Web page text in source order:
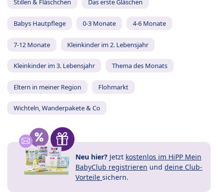
Stillen & Fläschchen Das erste Gläschen
Babys Hautpflege 0-3 Monate 4-6 Monate
7-12 Monate Kleinkinder im 2. Lebensjahr
Kleinkinder im 3. Lebensjahr Thema des Monats
Eltern in meiner Region Flohmarkt
Wichteln, Wanderpakete & Co
Neu hier? Jetzt kostenlos im HiPP Mein
BabyClub registrieren und deine Club-
Vorteile sichern.